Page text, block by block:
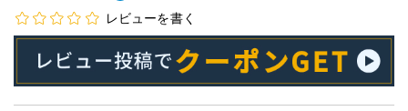
レビューを書く